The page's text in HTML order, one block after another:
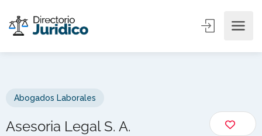
Abogados Laborales
Asesoria Legal S. A.